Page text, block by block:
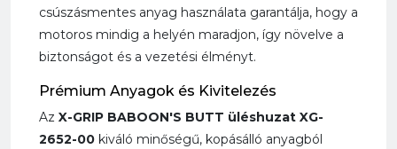
csúszásmentes anyag használata garantálja, hogy a
motoros mindig a helyén maradjon, így növelve a
biztonságot és a vezetési élményt.
Prémium Anyagok és Kivitelezés
Az X-GRIP BABOON'S BUTT üléshuzat XG-
2652-00 kiváló minőségű, kopásálló anyagból